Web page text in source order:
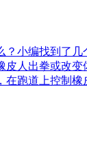
？小编找到了
皮人出拳或改
在跑道上控制